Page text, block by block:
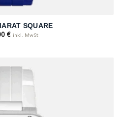
SQUARE
€ inkl. MwSt